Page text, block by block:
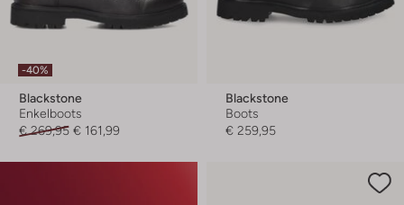
-40%
Blackstone
Enkelboots
€ 269,95 € 161,99
Blackstone
Boots
€ 259,95